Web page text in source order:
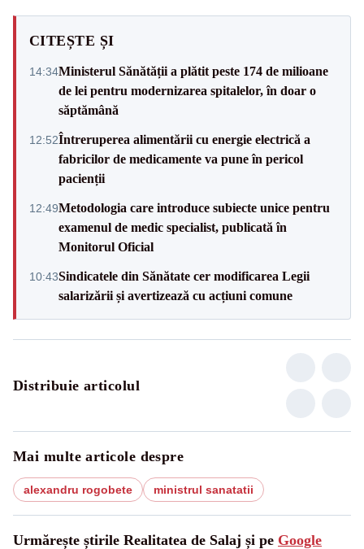
CITEȘTE ȘI
14:34Ministerul Sănătății a plătit peste 174 de milioane
de lei pentru modernizarea spitalelor, în doar o
săptămână
12:52Întreruperea alimentării cu energie electrică a
fabricilor de medicamente va pune în pericol
pacienții
12:49Metodologia care introduce subiecte unice pentru
examenul de medic specialist, publicată în
Monitorul Oficial
10:43Sindicatele din Sănătate cer modificarea Legii
salarizării și avertizează cu acțiuni comune
Distribuie articolul
Mai multe articole despre
alexandru rogobete ministrul sanatatii
Urmărește știrile Realitatea de Salaj și pe Google